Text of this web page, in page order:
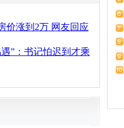
价涨到2万 网友回应
”：书记怕迟到才乘